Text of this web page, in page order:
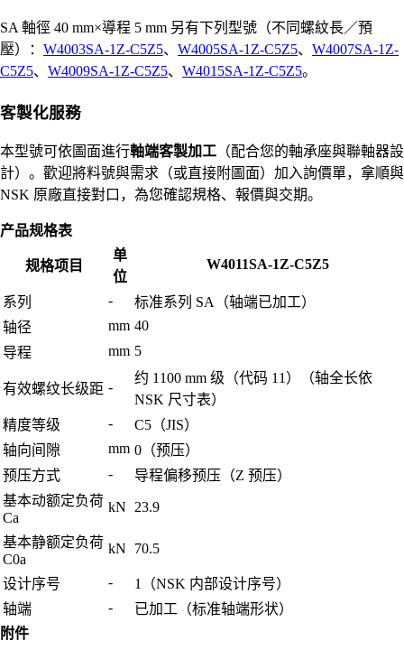
SA 軸徑 40 mm×導程 5 mm 另有下列型號（不同螺紋長／預
壓）： W4003SA-1Z-C5Z5、 W4005SA-1Z-C5Z5、 W4007SA-1Z-
C5Z5、 W4009SA-1Z-C5Z5、 W4015SA-1Z-C5Z5。
客製化服務
本型號可依圖面進行軸端客製加工 （配合您的軸承座與聯軸器設
計）。歡迎將料號與需求（或直接附圖面）加入詢價單，拿順與
NSK 原廠直接對口，為您確認規格、報價與交期。
产品规格表
规格项目
单
位
W4011SA-1Z-C5Z5
系列 -
标准系列 SA（轴端已加工）
轴径
mm 40
导程
mm 5
有效螺纹长级距 -
约 1100 mm 级（代码 11）（轴全长依
NSK 尺寸表）
精度等级
-
C5（JIS）
轴向间隙
mm 0（预压）
预压方式
-
导程偏移预压（Z 预压）
基本动额定负荷
Ca
kN 23.9
基本静额定负荷
C0a
kN 70.5
设计序号 -
1（NSK 内部设计序号）
轴端
-
已加工（标准轴端形状）
附件